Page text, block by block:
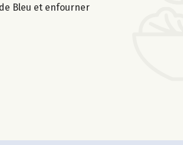
Bleu et enfourner